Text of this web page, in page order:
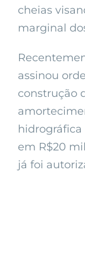
cheias
marginal
assinou
construção
hidrográfica
em R$20
já foi